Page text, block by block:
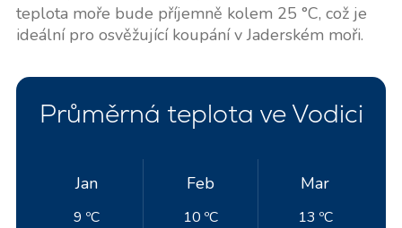
teplota moře bude příjemně kolem 25 °C, což je
ideální pro osvěžující koupání v Jaderském moři.
Průměrná teplota ve Vodici
Jan
9 ºC
Feb
10 ºC
Mar
13 ºC